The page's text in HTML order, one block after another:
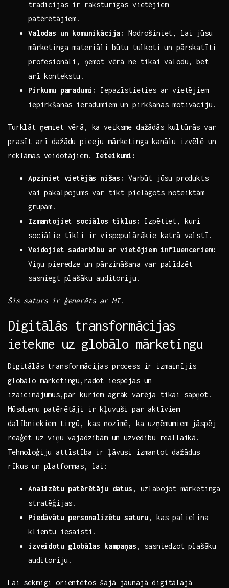
tradīcijas ir raksturīgas vietējiem
patērētājiem.
Valodas un komunikācija:
Nodrošiniet, lai jūsu
mārketinga materiāli⁤ būtu tulkoti un pārskatīti‍
profesionāli, ņemot‌ vērā⁤ ne‌ tikai ‌valodu, bet
arī kontekstu.
Pirkumu paradumi:
Iepazīstieties ⁢ar vietējiem
iepirkšanās ieradumiem un pirkšanas motivāciju.
Turklāt ņemiet vērā, ka veiksme dažādās kultūrās⁢ var
prasīt ‍arī dažādu pieeju mārketinga kanālu izvēlē un
reklāmas veidotājiem. Ieteikumi:
Apziniet vietējās ⁢nišas:
Varbūt ​jūsu produkts
vai pakalpojums var tikt pielāgots noteiktām
grupām.
Izmantojiet‌ sociālos tīklus:
Izpētiet, kuri
sociālie tīkli ir vispopulārākie katrā valstī.
Veidojiet sadarbību ar vietējiem​ influenceriem:
Viņu pieredze un ‌pārzināšana var palīdzēt
sasniegt plašāku⁤ auditoriju.
Šis saturs ​ir ģenerēts ar MI.
Digitālās transformācijas
ietekme uz globālo mārketingu
Digitālās transformācijas process ir izmainījis⁣
globālo‍ mārketingu,radot iespējas un
izaicinājumus,par kuriem agrāk varēja tikai sapņot.
Mūsdienu patērētāji ir kļuvuši par ​aktīviem
dalībniekiem tirgū, kas‌ nozīmē, ‌ka uzņēmumiem ⁢jāspēj
reaģēt ⁣uz viņu vajadzībām⁢ un uzvedību reāllaikā.
Tehnoloģiju attīstība ir ļāvusi izmantot dažādus
rīkus un platformas, lai:
Analizētu patērētāju datus , uzlabojot⁢ mārketinga
stratēģijas.
Piedāvātu personalizētu saturu , kas palielina
klientu iesaisti.
izveidotu globālas kampaņas ,⁢ sasniedzot⁢ plašāku
⁣auditoriju.
Lai sekmīgi orientētos ​šajā ​jaunajā digitālajā